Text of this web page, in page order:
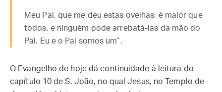
Meu Pai, que me deu estas ovelhas, é maior que
todos, e ninguém pode arrebatá-las da mão do
Pai. Eu e o Pai somos um”.
O Evangelho de hoje dá continuidade à leitura do
capítulo 10 de S. João, no qual Jesus, no Templo de